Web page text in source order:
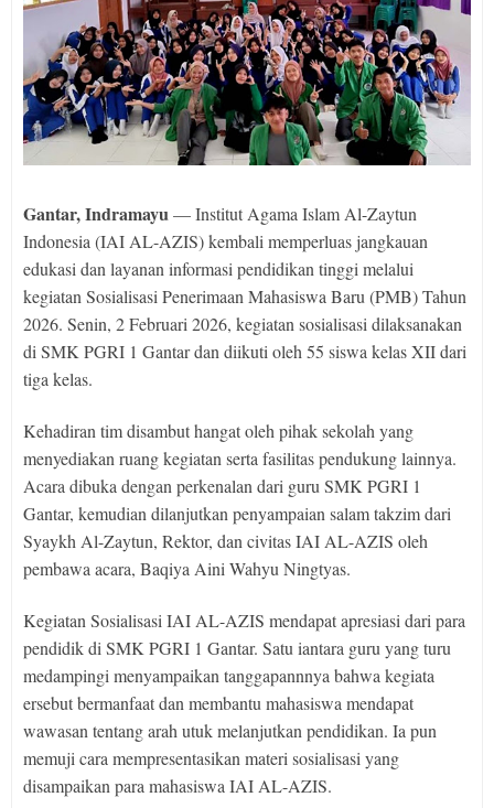
Gantar, Indramayu— Institut Agama Islam Al-Zaytun
Indonesia (IAI AL-AZIS) kembali memperluas jangkauan
edukasi dan layanan informasi pendidikan tinggi melalui
kegiatan Sosialisasi Penerimaan Mahasiswa Baru (PMB) Tahun
2026. Senin, 2 Februari 2026, kegiatan sosialisasi dilaksanakan
di SMK PGRI 1 Gantar dan diikuti oleh 55 siswa kelas XII dari
tiga kelas.
Kehadiran tim disambut hangat oleh pihak sekolah yang
menyediakan ruang kegiatan serta fasilitas pendukung lainnya.
Acara dibuka dengan perkenalan dari guru SMK PGRI 1
Gantar, kemudian dilanjutkan penyampaian salam takzim dari
Syaykh Al-Zaytun, Rektor, dan civitas IAI AL-AZIS oleh
pembawa acara, Baqiya Aini Wahyu Ningtyas.
Kegiatan Sosialisasi IAI AL-AZIS mendapat apresiasi dari para
pendidik di SMK PGRI 1 Gantar. Satu iantara guru yang turu
medampingi menyampaikan tanggapannnya bahwa kegiata
ersebut bermanfaat dan membantu mahasiswa mendapat
wawasan tentang arah utuk melanjutkan pendidikan. Ia pun
memuji cara mempresentasikan materi sosialisasi yang
disampaikan para mahasiswa IAI AL-AZIS.